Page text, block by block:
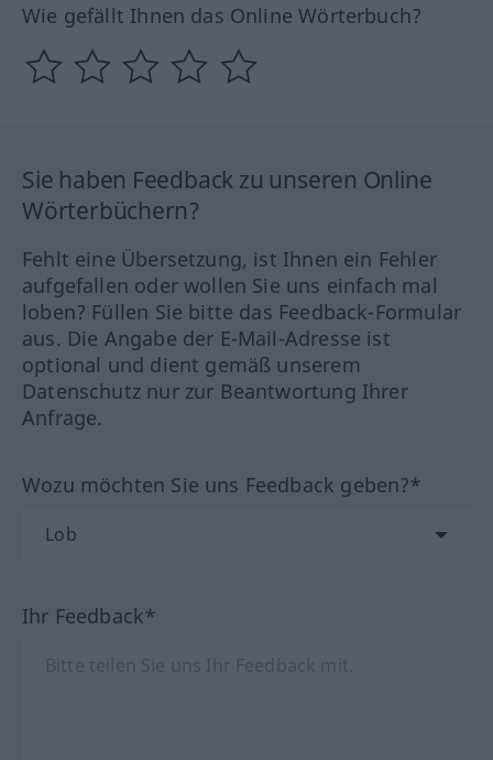
Wie gefällt Ihnen das Online Wörterbuch?
Sie haben Feedback zu unseren Online
Wörterbüchern?
Fehlt eine Übersetzung, ist Ihnen ein Fehler
aufgefallen oder wollen Sie uns einfach mal
loben? Füllen Sie bitte das Feedback-Formular
aus. Die Angabe der E-Mail-Adresse ist
optional und dient gemäß unserem
Datenschutz nur zur Beantwortung Ihrer
Anfrage.
Wozu möchten Sie uns Feedback geben?*
Ihr Feedback*